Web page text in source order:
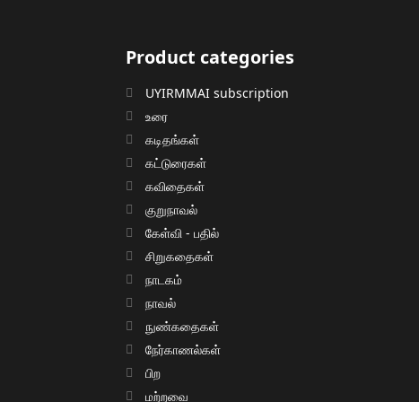
Product categories
UYIRMMAI subscription
உரை
கடிதங்கள்
கட்டுரைகள்
கவிதைகள்
குறுநாவல்
கேள்வி - பதில்
சிறுகதைகள்
நாடகம்
நாவல்
நுண்கதைகள்
நேர்காணல்கள்
பிற
மற்றவை